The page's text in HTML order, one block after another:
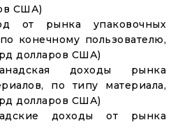
США)
от рынка упаковочных
конечному пользователю,
долларов США)
доходы рынка
по типу материала,
долларов США)
доходы от рынка